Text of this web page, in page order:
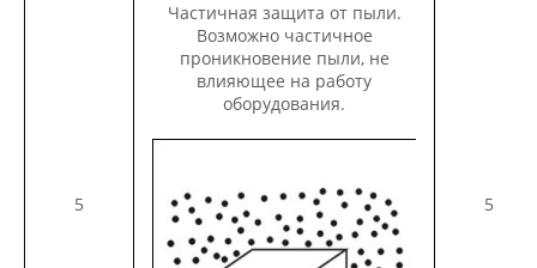
5
Частичная защита от пыли.
Возможно частичное
проникновение пыли, не
влияющее на работу
оборудования.
5